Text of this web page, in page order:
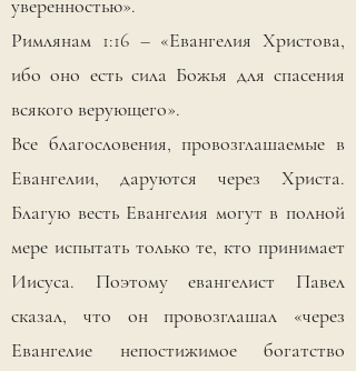
уверенностью».
Римлянам 1:16 – «Евангелия Христова,
ибо оно есть сила Божья для спасения
всякого верующего».
Все благословения, провозглашаемые в
Евангелии, даруются через Христа.
Благую весть Евангелия могут в полной
мере испытать только те, кто принимает
Иисуса. Поэтому евангелист Павел
сказал, что он провозглашал «через
Евангелие непостижимое богатство